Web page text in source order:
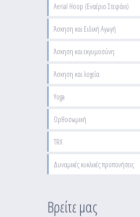
Aerial Hoop (Εναέριο Στεφάνι)
Άσκηση και Ειδική Αγωγή
Άσκηση και εκγυμοσύνη
Άσκηση και λοχεία
Yoga
Ορθοσωμική
TRX
Δυναμικές κυκλικές προπονήσεις
Βρείτε μας